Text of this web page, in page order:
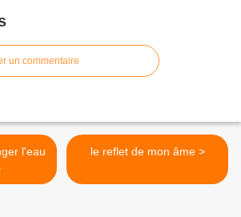
un commentaire
le reflet de mon âme >